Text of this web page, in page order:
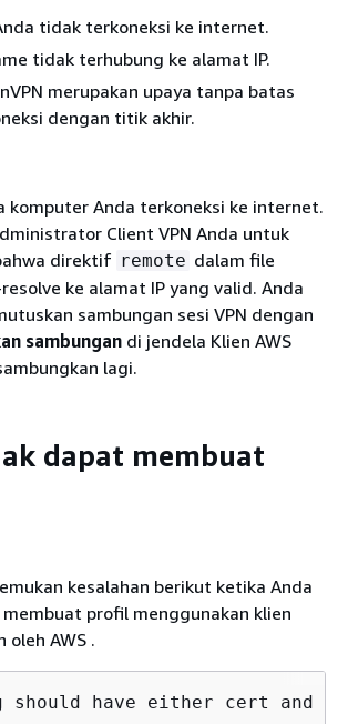
tidak terkoneksi ke internet.
tidak terhubung ke alamat IP.
merupakan upaya tanpa batas
dengan titik akhir.
komputer Anda terkoneksi ke internet.
Client VPN Anda untuk
direktif remote dalam file
ke alamat IP yang valid. Anda
sambungan sesi VPN dengan
sambungan di jendela Klien AWS
lagi.
dapat membuat
kesalahan berikut ketika Anda
profil menggunakan klien
oleh AWS .
should have either cert and